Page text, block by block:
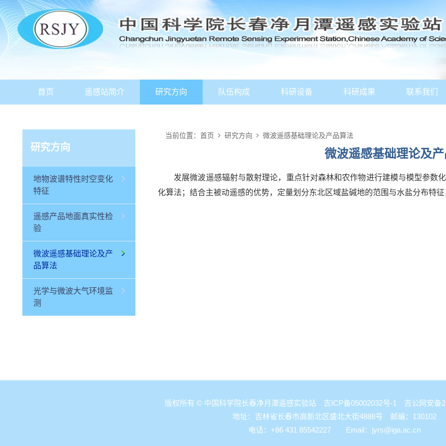
首页 遥感站简介 研究方向 队伍构成 科研设备 科研成果 联系我们
研究方向
地物波谱特性时空变化
特征
遥感产品地面真实性检
验
微波遥感基础理论及产
品算法
光学与微波大气环境监
测
当前位置： 首页 研究方向 微波遥感基础理论及产品算法
微波遥感基础理论及
发展微波遥感辐射与散射理论，重点针对森林和农作物进行建模与模型参数
化算法；结合主被动遥感的优势，定量划分东北区域盐碱地的范围与水盐分布特
版权所有 © 中国科学院长春净月潭遥感实验站 吉ICP备05002032号-1
吉公网安备
地址：吉林省长春市高新北区盛北大街4888号 邮编：130102
电话：+86 431 85542227 Email： jyrs@iga.ac.cn